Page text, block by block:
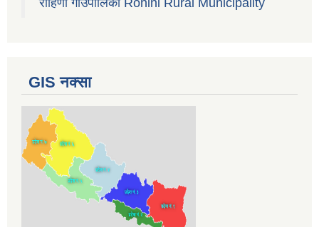
रोहिणी गाउँपालिका Rohini Rural Municipality
GIS नक्सा